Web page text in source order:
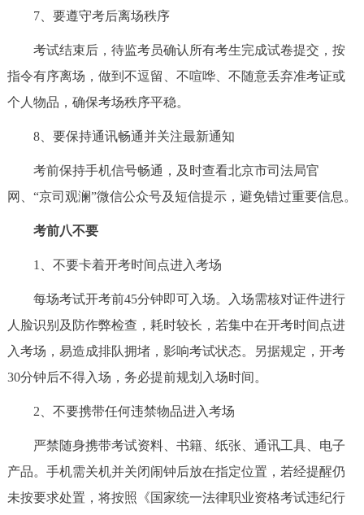
7、要遵守考后离场秩序
考试结束后，待监考员确认所有考生完成试卷提交，按
指令有序离场，做到不逗留、不喧哗、不随意丢弃准考证或
个人物品，确保考场秩序平稳。
8、要保持通讯畅通并关注最新通知
考前保持手机信号畅通，及时查看北京市司法局官
网、“京司观澜”微信公众号及短信提示，避免错过重要信息。
考前八不要
1、不要卡着开考时间点进入考场
每场考试开考前45分钟即可入场。入场需核对证件进行
人脸识别及防作弊检查，耗时较长，若集中在开考时间点进
入考场，易造成排队拥堵，影响考试状态。另据规定，开考
30分钟后不得入场，务必提前规划入场时间。
2、不要携带任何违禁物品进入考场
严禁随身携带考试资料、书籍、纸张、通讯工具、电子
产品。手机需关机并关闭闹钟后放在指定位置，若经提醒仍
未按要求处置，将按照《国家统一法律职业资格考试违纪行